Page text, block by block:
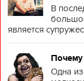
В
является
Одна